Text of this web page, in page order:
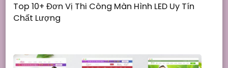
Top 10+ Đơn Vị Thi Công Màn Hình LED Uy Tín
Chất Lượng